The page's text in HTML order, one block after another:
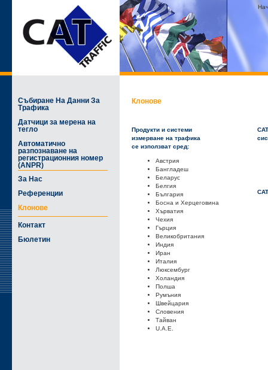
Клонове
Продукти и системи
измерване на трафика
се използват сред:
Австрия
Бангладеш
Беларус
Белгия
България
Босна и Херцеговина
Хърватия
Чехия
Гърция
Великобритания
Индия
Иран
Италия
Люксембург
Холандия
Полша
Румъния
Швейцария
Словения
Тайван
U.A.E.
Събиране На Данни За
Трафика
Датчици за мерена на
тегло
Автоматично
разпознаване на
регистрационния номер
(ANPR)
За Нас
Референции
Клонове
Контакт
Бюлетин